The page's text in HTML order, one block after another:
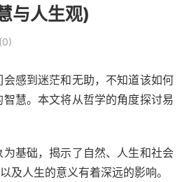
与人生观)
感到迷茫和无助，不知道该如何
慧。本文将从哲学的角度探讨易
基础，揭示了自然、人生和社会
及人生的意义有着深远的影响。